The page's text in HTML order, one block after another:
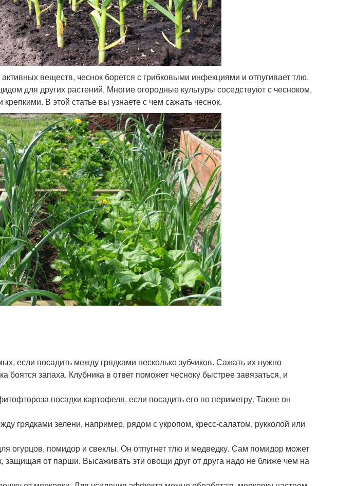
веществ, чеснок борется с грибковыми инфекциями и отпугивает тлю.
для других растений. Многие огородные культуры соседствуют с чесноком,
В этой статье вы узнаете с чем сажать чеснок.
если посадить между грядками несколько зубчиков. Сажать их нужно
боятся запаха. Клубника в ответ поможет чесноку быстрее завязаться, и
посадки картофеля, если посадить его по периметру. Также он
грядками зелени, например, рядом с укропом, кресс-салатом, рукколой или
огурцов, помидор и свеклы. Он отпугнет тлю и медведку. Сам помидор может
защищая от парши. Высаживать эти овощи друг от друга надо не ближе чем на